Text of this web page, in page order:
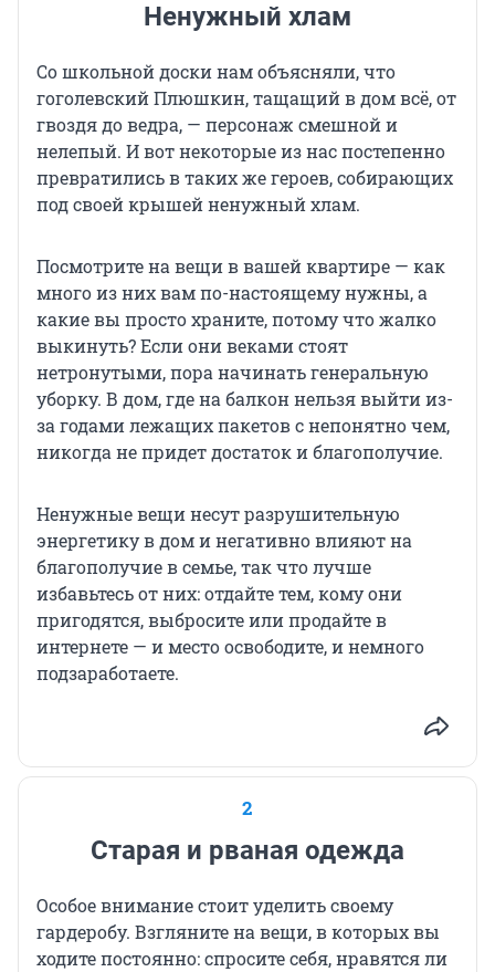
Ненужный хлам
Со школьной доски нам объясняли, что
гоголевский Плюшкин, тащащий в дом всё, от
гвоздя до ведра, — персонаж смешной и
нелепый. И вот некоторые из нас постепенно
превратились в таких же героев, собирающих
под своей крышей ненужный хлам.
Посмотрите на вещи в вашей квартире — как
много из них вам по-настоящему нужны, а
какие вы просто храните, потому что жалко
выкинуть? Если они веками стоят
нетронутыми, пора начинать генеральную
уборку. В дом, где на балкон нельзя выйти из-
за годами лежащих пакетов с непонятно чем,
никогда не придет достаток и благополучие.
Ненужные вещи несут разрушительную
энергетику в дом и негативно влияют на
благополучие в семье, так что лучше
избавьтесь от них: отдайте тем, кому они
пригодятся, выбросите или продайте в
интернете — и место освободите, и немного
подзаработаете.
2
Старая и рваная одежда
Особое внимание стоит уделить своему
гардеробу. Взгляните на вещи, в которых вы
ходите постоянно: спросите себя, нравятся ли